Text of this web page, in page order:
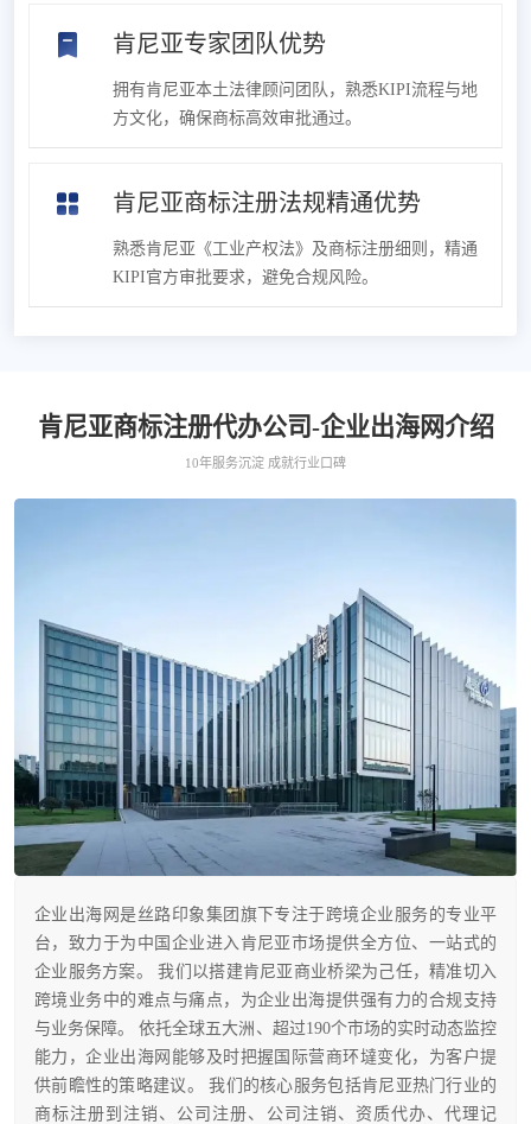
肯尼亚专家团队优势
拥有肯尼亚本土法律顾问团队，熟悉KIPI流程与地
方文化，确保商标高效审批通过。
肯尼亚商标注册法规精通优势
熟悉肯尼亚《工业产权法》及商标注册细则，精通
KIPI官方审批要求，避免合规风险。
肯尼亚商标注册代办公司-企业出海网介绍
10年服务沉淀 成就行业口碑
企业出海网是丝路印象集团旗下专注于跨境企业服务的专业平
台，致力于为中国企业进入肯尼亚市场提供全方位、一站式的
企业服务方案。 我们以搭建肯尼亚商业桥梁为己任，精准切入
跨境业务中的难点与痛点，为企业出海提供强有力的合规支持
与业务保障。 依托全球五大洲、超过190个市场的实时动态监控
能力，企业出海网能够及时把握国际营商环墶变化，为客户提
供前瞻性的策略建议。 我们的核心服务包括肯尼亚热门行业的
商标注册到注销、公司注册、公司注销、资质代办、代理记